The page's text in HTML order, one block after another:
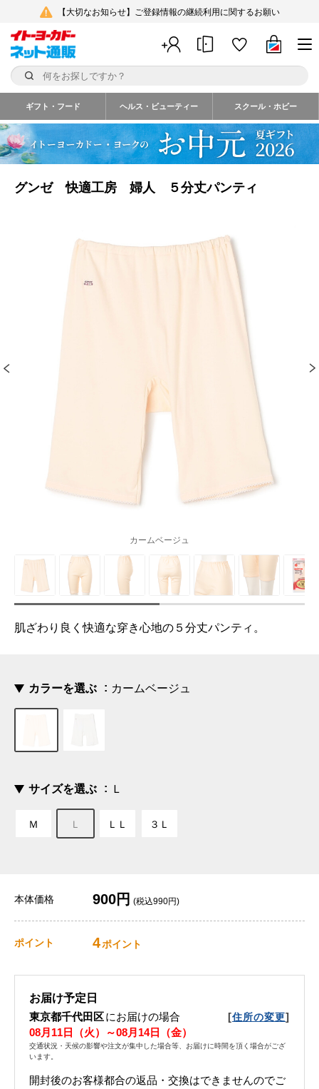
【大切なお知らせ】ご登録情報の継続利用に関するお願い
ギフト・フード ヘルス・ビューティー スクール・ホビー
グンゼ 快適工房 婦人 ５分丈パンティ
カームベージュ
肌ざわり良く快適な穿き心地の５分丈パンティ。
カラーを選ぶ カームベージュ
サイズを選ぶ Ｌ
Ｍ Ｌ ＬＬ ３Ｌ
本体価格 900円 (税込990円)
ポイント 4ポイント
お届け予定日
東京都千代田区にお届けの場合 [住所の変更]
08月11日（火）～08月14日（金）
交通状況・天候の影響や注文が集中した場合等、お届けに時間を頂く場合がござ
います。
開封後のお客様都合の返品・交換はできませんのでご